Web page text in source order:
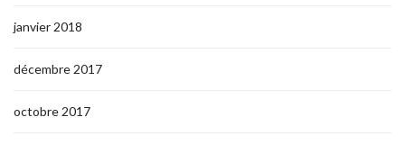
janvier 2018
décembre 2017
octobre 2017